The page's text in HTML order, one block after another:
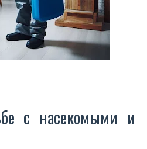
с насекомыми и